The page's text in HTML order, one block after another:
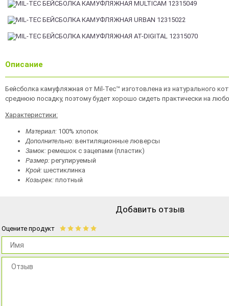
Описание
Бейсболка камуфляжная от Mil-Tec™ изготовлена из натурального
среднюю посадку, поэтому будет хорошо сидеть практически на
Характеристики:
Материал: 100% хлопок
Дополнительно: вентиляционные люверсы
Замок: ремешок с зацепами (пластик)
Размер: регулируемый
Крой: шестиклинка
Козырек: плотный
Добавить отзыв
Оцените продукт